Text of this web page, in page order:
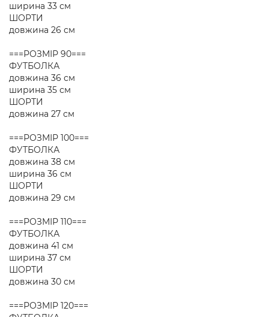
ширина 33 см
ШОРТИ
довжина 26 см
===РОЗМІР 90===
ФУТБОЛКА
довжина 36 см
ширина 35 см
ШОРТИ
довжина 27 см
===РОЗМІР 100===
ФУТБОЛКА
довжина 38 см
ширина 36 см
ШОРТИ
довжина 29 см
===РОЗМІР 110===
ФУТБОЛКА
довжина 41 см
ширина 37 см
ШОРТИ
довжина 30 см
===РОЗМІР 120===